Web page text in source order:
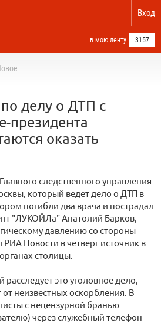
Вход
в мою ленту 3157
делу о ДТП с
президента
оказать
следственного управления
который ведет дело о ДТП в
погибли два врача и пострадал
"ЛУКОЙЛа" Анатолий Барков,
давлению со стороны
Новости в четверг источник в
столицы.
это уголовное дело,
неизвестных оскорбления. В
с нецензурной бранью
через служебный телефон-